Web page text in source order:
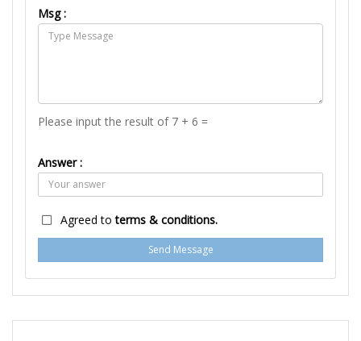
Msg :
Please input the result of 7 + 6 =
Answer :
Agreed toterms & conditions.
Send Message